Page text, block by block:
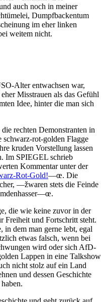
auch noch in meiner
Dumpfbackentum
im eher linken
weitem nicht.
Alter entwachsen war,
Misstrauen als das Gefühl
Idee, hinter die man sich
rechten Demonstranten in
rot-golden Flagge
kruden Vorstellung lassen
Im SPIEGEL schrieb
Kommentar unter der
Rot-Gold!—œ. Die
—žwaren stets die Feinde
die wie keine zuvor in der
Freiheit und Fortschritt steht.
dem man gerne lebt, egal
etwas falsch, wenn bei
wird oder sich AfD-
Lappen in eine Talkshow
nicht stolz auf ein Land
und dessen Geschichte